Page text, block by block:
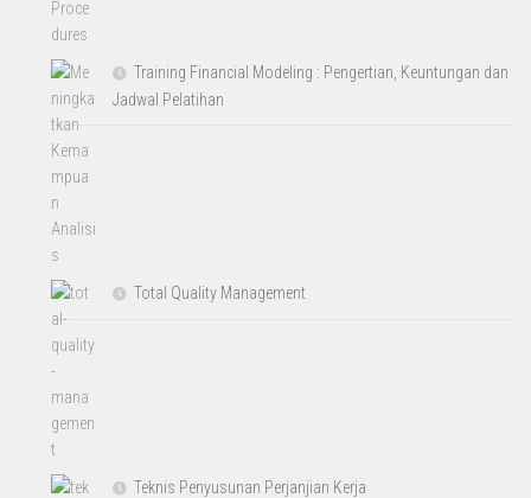
Training Financial Modeling : Pengertian, Keuntungan dan
Jadwal Pelatihan
Total Quality Management
Teknis Penyusunan Perjanjian Kerja